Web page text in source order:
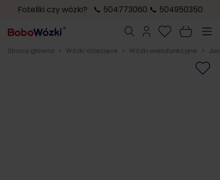
Foteliki czy wózki? 📞 504773060 📞 504950350
Szukaj
Strona główna > Wózki dziecięce > Wózki wielofunkcyjne >